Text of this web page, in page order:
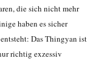
die sich nicht mehr
haben es sicher
Das Thingyan ist
richtig exzessiv